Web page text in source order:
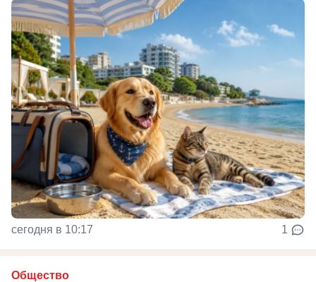
сегодня в 10:17 1
Общество